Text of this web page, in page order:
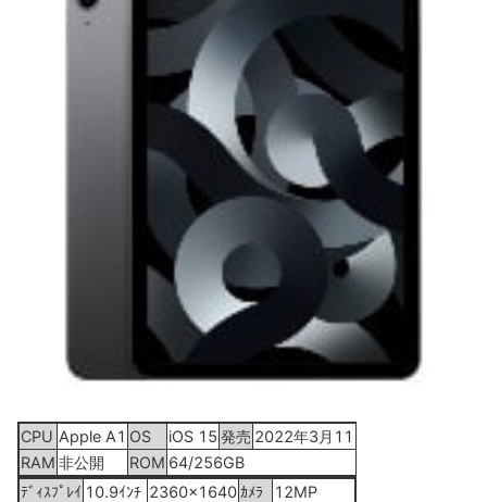
CPU Apple A1 OS iOS 15 発売 2022年3月11日
RAM 非公開 ROM 64/256GB
ﾃﾞｨｽﾌﾟﾚｲ 10.9ｲﾝﾁ 2360x1640 ｶﾒﾗ
12MP